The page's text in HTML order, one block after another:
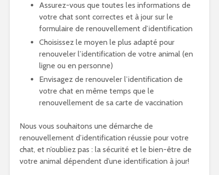
Assurez-vous que toutes les informations de
votre chat sont correctes et à jour sur le
formulaire de renouvellement d’identification
Choisissez le moyen le plus adapté pour
renouveler l’identification de votre animal (en
ligne ou en personne)
Envisagez de renouveler l’identification de
votre chat en même temps que le
renouvellement de sa carte de vaccination
Nous vous souhaitons une démarche de
renouvellement d’identification réussie pour votre
chat, et n’oubliez pas : la sécurité et le bien-être de
votre animal dépendent d’une identification à jour!